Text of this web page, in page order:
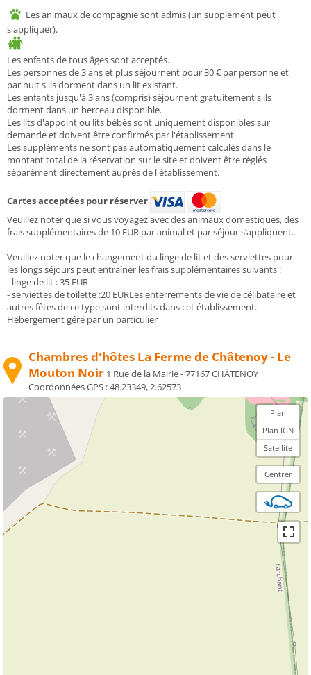
Les animaux de compagnie sont admis (un supplément peut
s'appliquer).
Les enfants de tous âges sont acceptés.
Les personnes de 3 ans et plus séjournent pour 30 € par personne et
par nuit s'ils dorment dans un lit existant.
Les enfants jusqu'à 3 ans (compris) séjournent gratuitement s'ils
dorment dans un berceau disponible.
Les lits d'appoint ou lits bébés sont uniquement disponibles sur
demande et doivent être confirmés par l'établissement.
Les suppléments ne sont pas automatiquement calculés dans le
montant total de la réservation sur le site et doivent être réglés
séparément directement auprès de l'établissement.
Cartes acceptées pour réserver
Veuillez noter que si vous voyagez avec des animaux domestiques, des
frais supplémentaires de 10 EUR par animal et par séjour s’appliquent.
Veuillez noter que le changement du linge de lit et des serviettes pour
les longs séjours peut entraîner les frais supplémentaires suivants :
- linge de lit : 35 EUR
- serviettes de toilette :20 EURLes enterrements de vie de célibataire et
autres fêtes de ce type sont interdits dans cet établissement.
Hébergement géré par un particulier
Chambres d'hôtes La Ferme de Châtenoy - Le
Mouton Noir 1 Rue de la Mairie - 77167 CHÂTENOY
Coordonnées GPS :48.23349, 2.62573
Plan
Plan IGN
Satellite
Centrer